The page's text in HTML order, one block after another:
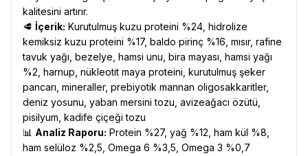
kalitesini artırır.
🥩 İçerik: Kurutulmuş kuzu proteini %24, hidrolize
kemiksiz kuzu proteini %17, baldo pirinç %16, mısır, rafine
tavuk yağı, bezelye, hamsi unu, bira mayası, hamsi yağı
%2, harnup, nükleotit maya proteini, kurutulmuş şeker
pancarı, mineraller, prebiyotik mannan oligosakkaritler,
deniz yosunu, yaban mersini tozu, avizeağacı özütü,
pisilyum, kadife çiçeği tozu
📊 Analiz Raporu: Protein %27, yağ %12, ham kül %8,
ham selüloz %2,5, Omega 6 %3,5, Omega 3 %0,7